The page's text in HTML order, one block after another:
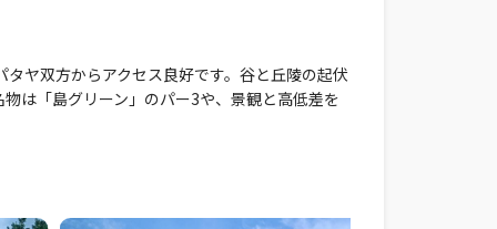
ヤ双方からアクセス良好です。谷と丘陵の起伏
は「島グリーン」のパー3や、景観と高低差を